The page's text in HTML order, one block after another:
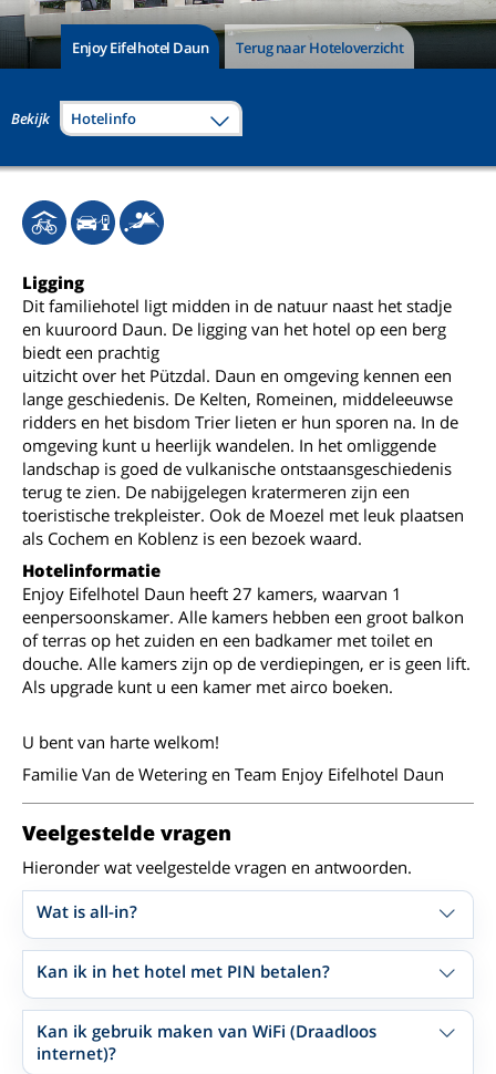
Enjoy Eifelhotel Daun Terug naar Hoteloverzicht
Bekijk Hotelinfo
Ligging
Dit familiehotel ligt midden in de natuur naast het stadje
en kuuroord Daun. De ligging van het hotel op een berg
biedt een prachtig
uitzicht over het Pützdal. Daun en omgeving kennen een
lange geschiedenis. De Kelten, Romeinen, middeleeuwse
ridders en het bisdom Trier lieten er hun sporen na. In de
omgeving kunt u heerlijk wandelen. In het omliggende
landschap is goed de vulkanische ontstaansgeschiedenis
terug te zien. De nabijgelegen kratermeren zijn een
toeristische trekpleister. Ook de Moezel met leuk plaatsen
als Cochem en Koblenz is een bezoek waard.
Hotelinformatie
Enjoy Eifelhotel Daun heeft 27 kamers, waarvan 1
eenpersoonskamer. Alle kamers hebben een groot balkon
of terras op het zuiden en een badkamer met toilet en
douche. Alle kamers zijn op de verdiepingen, er is geen lift.
Als upgrade kunt u een kamer met airco boeken.
U bent van harte welkom!
Familie Van de Wetering en Team Enjoy Eifelhotel Daun
Veelgestelde vragen
Hieronder wat veelgestelde vragen en antwoorden.
Wat is all-in?
Kan ik in het hotel met PIN betalen?
Kan ik gebruik maken van WiFi (Draadloos
internet)?